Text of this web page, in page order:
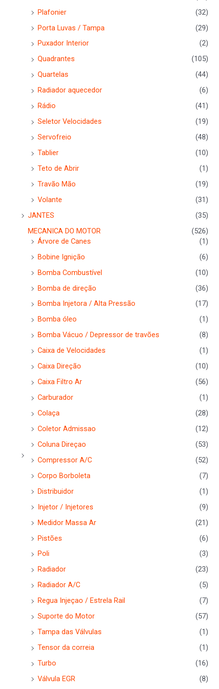
Plafonier
(32)
Porta Luvas / Tampa
(29)
Puxador Interior
(2)
Quadrantes
(105)
Quartelas
(44)
Radiador aquecedor
(6)
Rádio
(41)
Seletor Velocidades
(19)
Servofreio
(48)
Tablier
(10)
Teto de Abrir
(1)
Travão Mão
(19)
Volante
(31)
JANTES
(35)
MECANICA DO MOTOR
(526)
Árvore de Canes
(1)
Bobine Ignição
(6)
Bomba Combustível
(10)
Bomba de direção
(36)
Bomba Injetora / Alta Pressão
(17)
Bomba óleo
(1)
Bomba Vácuo / Depressor de travões
(8)
Caixa de Velocidades
(1)
Caixa Direção
(10)
Caixa Filtro Ar
(56)
Carburador
(1)
Colaça
(28)
Coletor Admissao
(12)
Coluna Direçao
(53)
Compressor A/C
(52)
Corpo Borboleta
(7)
Distribuidor
(1)
Injetor / Injetores
(9)
Medidor Massa Ar
(21)
Pistões
(6)
Poli
(3)
Radiador
(23)
Radiador A/C
(5)
Regua Injeçao / Estrela Rail
(7)
Suporte do Motor
(57)
Tampa das Válvulas
(1)
Tensor da correia
(1)
Turbo
(16)
Válvula EGR
(8)